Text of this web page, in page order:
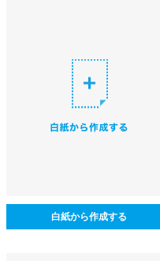
白紙から作成する